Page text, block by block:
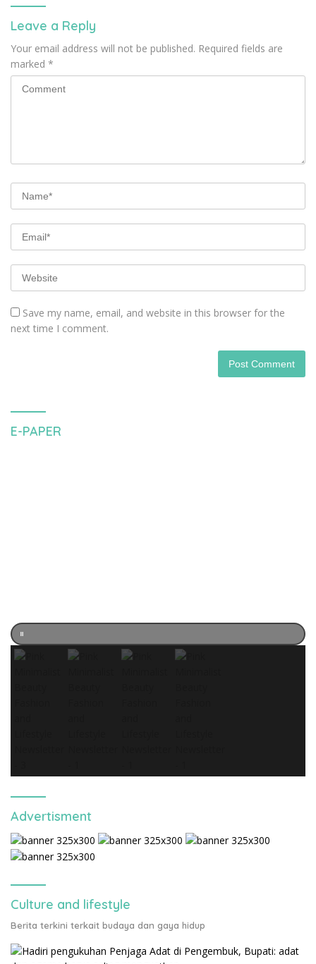
Leave a Reply
Your email address will not be published. Required fields are
marked *
Save my name, email, and website in this browser for the
next time I comment.
E-PAPER
Advertisment
Culture and lifestyle
Berita terkini terkait budaya dan gaya hidup